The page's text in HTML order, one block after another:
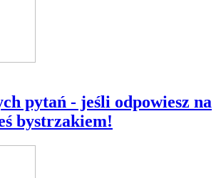
pytań - jeśli odpowiesz na
bystrzakiem!